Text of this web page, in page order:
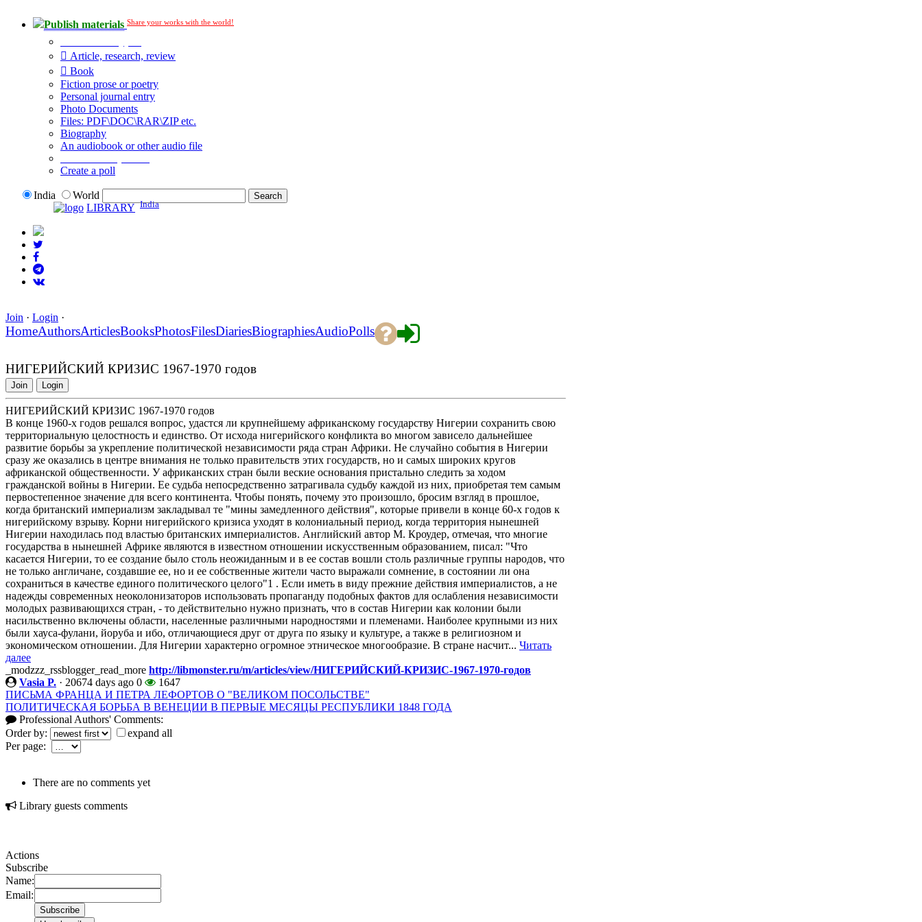
Publish materials Share your works with the world!
Article, research, review
Book
Fiction prose or poetry
Personal journal entry
Photo Documents
Files: PDF\DOC\RAR\ZIP etc.
Biography
An audiobook or other audio file
Create a poll
India
World
LIBRARY India
Join · Login ·
HomeAuthorsArticlesBooksPhotosFilesDiariesBiographiesAudioPolls
НИГЕРИЙСКИЙ КРИЗИС 1967-1970 годов
Join Login
НИГЕРИЙСКИЙ КРИЗИС 1967-1970 годов
В конце 1960-х годов решался вопрос, удастся ли крупнейшему африканскому государству Нигерии сохранить свою
территориальную целостность и единство. От исхода нигерийского конфликта во многом зависело дальнейшее
развитие борьбы за укрепление политической независимости ряда стран Африки. Не случайно события в Нигерии
сразу же оказались в центре внимания не только правительств этих государств, но и самых широких кругов
африканской общественности. У африканских стран были веские основания пристально следить за ходом
гражданской войны в Нигерии. Ее судьба непосредственно затрагивала судьбу каждой из них, приобретая тем самым
первостепенное значение для всего континента. Чтобы понять, почему это произошло, бросим взгляд в прошлое,
когда британский империализм закладывал те "мины замедленного действия", которые привели в конце 60-х годов к
нигерийскому взрыву. Корни нигерийского кризиса уходят в колониальный период, когда территория нынешней
Нигерии находилась под властью британских империалистов. Английский автор М. Кроудер, отмечая, что многие
государства в нынешней Африке являются в известном отношении искусственным образованием, писал: "Что
касается Нигерии, то ее создание было столь неожиданным и в ее состав вошли столь различные группы народов, что
не только англичане, создавшие ее, но и ее собственные жители часто выражали сомнение, в состоянии ли она
сохраниться в качестве единого политического целого"1 . Если иметь в виду прежние действия империалистов, а не
надежды современных неоколонизаторов использовать пропаганду подобных фактов для ослабления независимости
молодых развивающихся стран, - то действительно нужно признать, что в состав Нигерии как колонии были
насильственно включены области, населенные различными народностями и племенами. Наиболее крупными из них
были хауса-фулани, йоруба и ибо, отличающиеся друг от друга по языку и культуре, а также в религиозном и
экономическом отношении. Для Нигерии характерно огромное этническое многообразие. В стране насчит... Читать
далее
_modzzz_rssblogger_read_more http://libmonster.ru/m/articles/view/НИГЕРИЙСКИЙ-КРИЗИС-1967-1970-годов
Vasia P. · 20674 days ago 0
1647
ПИСЬМА ФРАНЦА И ПЕТРА ЛЕФОРТОВ О "ВЕЛИКОМ ПОСОЛЬСТВЕ"
ПОЛИТИЧЕСКАЯ БОРЬБА В ВЕНЕЦИИ В ПЕРВЫЕ МЕСЯЦЫ РЕСПУБЛИКИ 1848 ГОДА
Professional Authors' Comments:
Order by:
expand all
Per page:
There are no comments yet
Library guests comments
Actions
Subscribe
Name:
Email: